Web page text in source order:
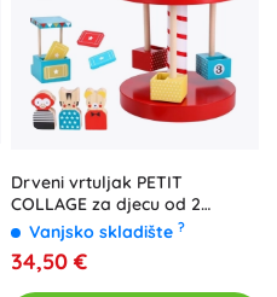
Drveni vrtuljak PETIT
COLLAGE za djecu od 2
godine
Vanjsko skladište ?
34,50 €